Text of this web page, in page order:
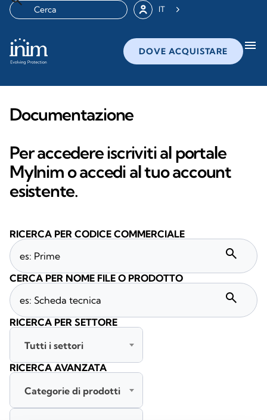
IT
DOVE ACQUISTARE menu
Documentazione
Per accedere iscriviti al portale
MyInim o accedi al tuo account
esistente.
RICERCA PER CODICE COMMERCIALE
search
CERCA PER NOME FILE O PRODOTTO
search
RICERCA PER SETTORE
Tutti i settori
RICERCA AVANZATA
Categorie di prodotti